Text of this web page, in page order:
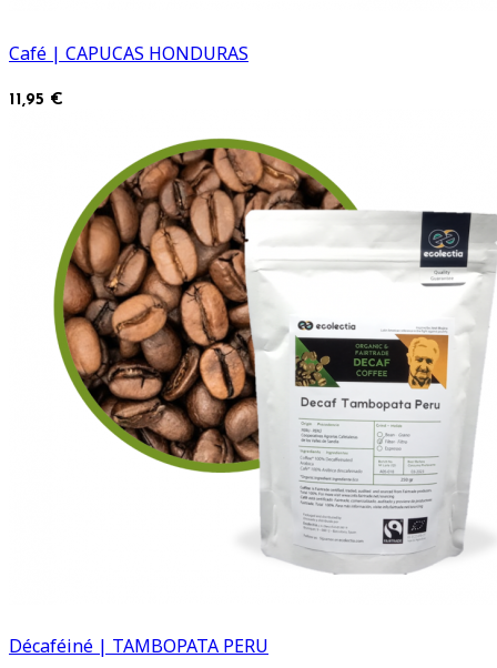
Café | CAPUCAS HONDURAS
11,95 €
Décaféiné | TAMBOPATA PERU